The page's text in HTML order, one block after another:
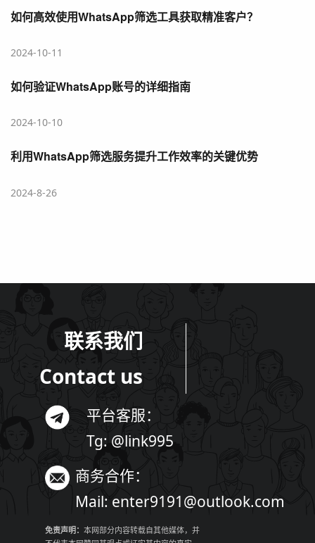
如何高效使用WhatsApp筛选工具获取精准客户？
2024-10-11
如何验证WhatsApp账号的详细指南
2024-10-10
利用WhatsApp筛选服务提升工作效率的关键优势
2024-8-26
联系我们
Contact us
平台客服：
Tg: @link995
商务合作：
Mail: enter9191@outlook.com
免责声明： 本网部分内容转载自其他媒体，并